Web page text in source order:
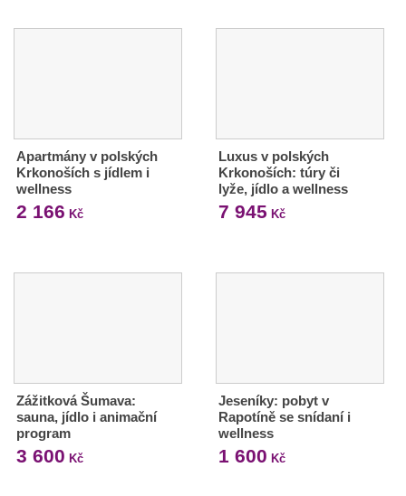
Apartmány v polských
Krkonoších s jídlem i
wellness
2 166 Kč
Luxus v polských
Krkonoších: túry či
lyže, jídlo a wellness
7 945 Kč
Zážitková Šumava:
sauna, jídlo i animační
program
3 600 Kč
Jeseníky: pobyt v
Rapotíně se snídaní i
wellness
1 600 Kč